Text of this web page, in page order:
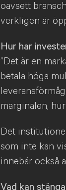
oavsett
verkligen är
Hur har
”Det är en
betala höga
marginalen,
Det
som inte kan
innebär också
Vad kan